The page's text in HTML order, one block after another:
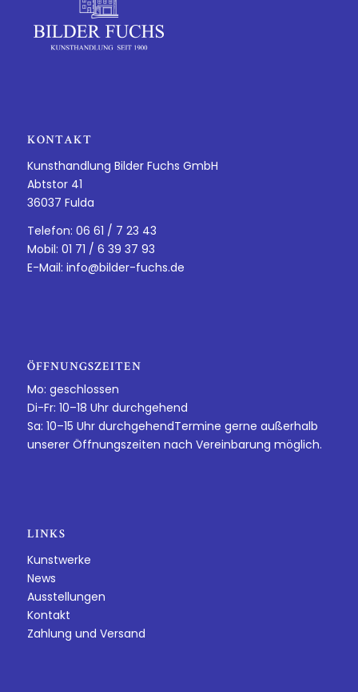
KONTAKT
Kunsthandlung Bilder Fuchs GmbH
Abtstor 41
36037 Fulda
Telefon: 06 61 / 7 23 43
Mobil: 01 71 / 6 39 37 93
E-Mail: info@bilder-fuchs.de
ÖFFNUNGSZEITEN
Mo: geschlossen
Di-Fr: 10–18 Uhr durchgehend
Sa: 10–15 Uhr durchgehendTermine gerne außerhalb
unserer Öffnungszeiten nach Vereinbarung möglich.
LINKS
Kunstwerke
News
Ausstellungen
Kontakt
Zahlung und Versand